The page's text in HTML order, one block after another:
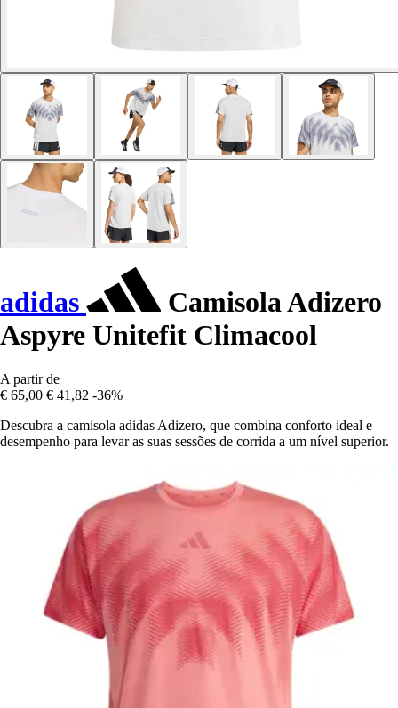
adidas
Camisola Adizero
Aspyre Unitefit Climacool
A partir de
€ 65,00 € 41,82 -36%
Descubra a camisola adidas Adizero, que combina conforto ideal e
desempenho para levar as suas sessões de corrida a um nível superior.